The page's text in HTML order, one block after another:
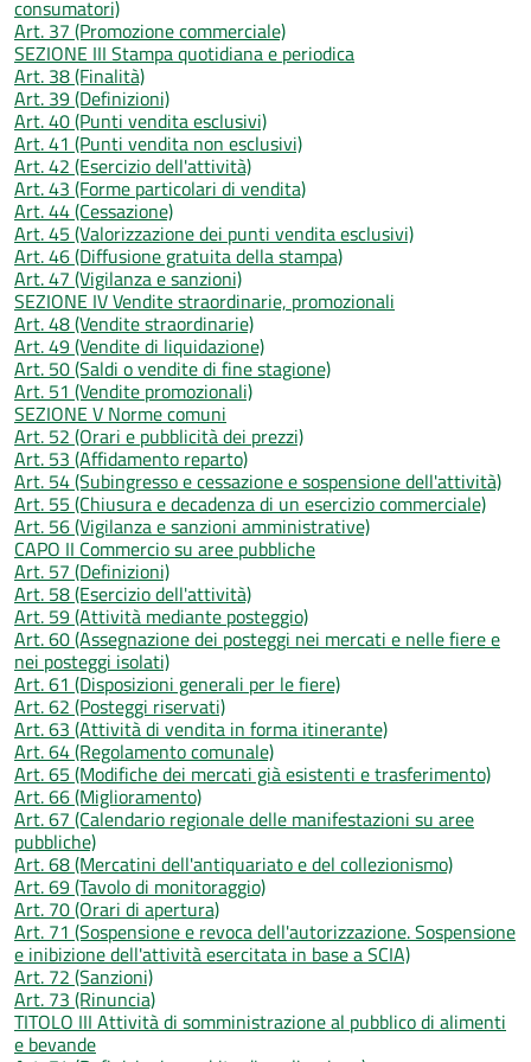
consumatori)
Art. 37 (Promozione commerciale)
SEZIONE III Stampa quotidiana e periodica
Art. 38 (Finalità)
Art. 39 (Definizioni)
Art. 40 (Punti vendita esclusivi)
Art. 41 (Punti vendita non esclusivi)
Art. 42 (Esercizio dell'attività)
Art. 43 (Forme particolari di vendita)
Art. 44 (Cessazione)
Art. 45 (Valorizzazione dei punti vendita esclusivi)
Art. 46 (Diffusione gratuita della stampa)
Art. 47 (Vigilanza e sanzioni)
SEZIONE IV Vendite straordinarie, promozionali
Art. 48 (Vendite straordinarie)
Art. 49 (Vendite di liquidazione)
Art. 50 (Saldi o vendite di fine stagione)
Art. 51 (Vendite promozionali)
SEZIONE V Norme comuni
Art. 52 (Orari e pubblicità dei prezzi)
Art. 53 (Affidamento reparto)
Art. 54 (Subingresso e cessazione e sospensione dell'attività)
Art. 55 (Chiusura e decadenza di un esercizio commerciale)
Art. 56 (Vigilanza e sanzioni amministrative)
CAPO II Commercio su aree pubbliche
Art. 57 (Definizioni)
Art. 58 (Esercizio dell'attività)
Art. 59 (Attività mediante posteggio)
Art. 60 (Assegnazione dei posteggi nei mercati e nelle fiere e
nei posteggi isolati)
Art. 61 (Disposizioni generali per le fiere)
Art. 62 (Posteggi riservati)
Art. 63 (Attività di vendita in forma itinerante)
Art. 64 (Regolamento comunale)
Art. 65 (Modifiche dei mercati già esistenti e trasferimento)
Art. 66 (Miglioramento)
Art. 67 (Calendario regionale delle manifestazioni su aree
pubbliche)
Art. 68 (Mercatini dell'antiquariato e del collezionismo)
Art. 69 (Tavolo di monitoraggio)
Art. 70 (Orari di apertura)
Art. 71 (Sospensione e revoca dell'autorizzazione. Sospensione
e inibizione dell'attività esercitata in base a SCIA)
Art. 72 (Sanzioni)
Art. 73 (Rinuncia)
TITOLO III Attività di somministrazione al pubblico di alimenti
e bevande